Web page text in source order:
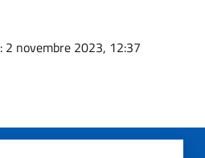
: 2 novembre 2023, 12:37